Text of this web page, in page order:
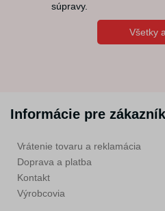
súpravy.
Všetky
Informácie pre
Vrátenie tovaru a reklamácia
Doprava a platba
Kontakt
Výrobcovia